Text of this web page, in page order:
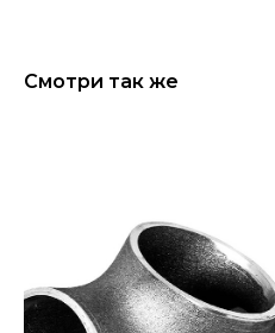
Смотри так же